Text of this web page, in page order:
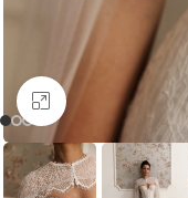
Увеличить